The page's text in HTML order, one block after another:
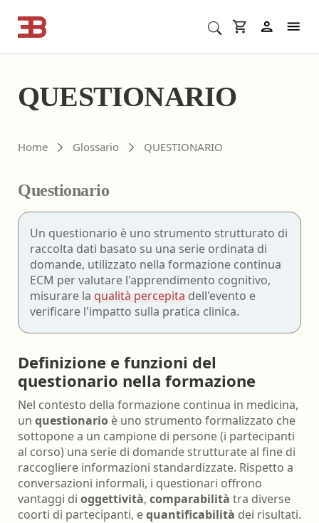
Cerca corsi ECM o altro
QUESTIONARIO
Home Glossario QUESTIONARIO
Questionario
Un questionario è uno strumento strutturato di
raccolta dati basato su una serie ordinata di
domande, utilizzato nella formazione continua
ECM per valutare l'apprendimento cognitivo,
misurare la qualità percepita dell'evento e
verificare l'impatto sulla pratica clinica.
Definizione e funzioni del
questionario nella formazione
Nel contesto della formazione continua in medicina,
un questionario è uno strumento formalizzato che
sottopone a un campione di persone (i partecipanti
al corso) una serie di domande strutturate al fine di
raccogliere informazioni standardizzate. Rispetto a
conversazioni informali, i questionari offrono
vantaggi di oggettività, comparabilità tra diverse
coorti di partecipanti, equantificabilità dei risultati.